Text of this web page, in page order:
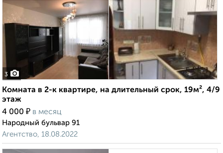
3
Комната в 2-к квартире, на длительный срок, 19м², 4/9
этаж
4 000 ₽ в месяц
Народный бульвар 91
Агентство, 18.08.2022